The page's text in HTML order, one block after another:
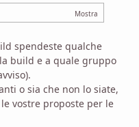
spendeste qualche
build e a quale gruppo
o sia che non lo siate,
vostre proposte per le